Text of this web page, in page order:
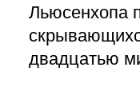
Льюсенхопа
двадцатью